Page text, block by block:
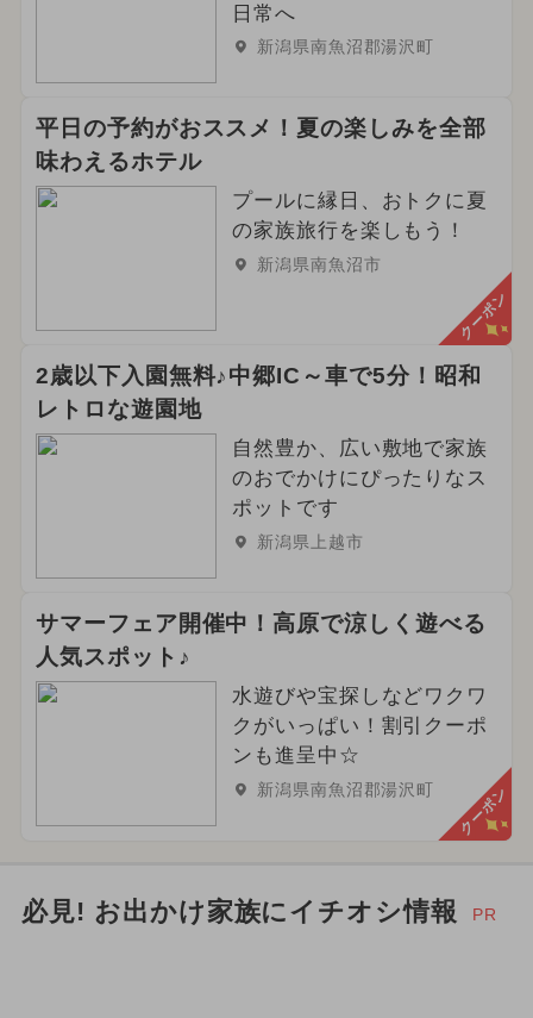
2026年9月のイベント
2025年6月のイベント
夏休み（涼しい）
2026年4月のイベント
2024年9月のイベント
2026年10月のイベント アウトドア
夏休み（日帰り）
2024年10月のイベント 春休み
2026年3月のイベント
2026年12月のイベント
2024年3月のイベント
2026年6月のイベント ポケモン
日常へ
新潟県南魚沼郡湯沢町
平日の予約がおススメ！夏の楽しみを全部
味わえるホテル
プールに縁日、おトクに夏
の家族旅行を楽しもう！
新潟県南魚沼市
クーポン
2歳以下入園無料♪中郷IC～車で5分！昭和
レトロな遊園地
自然豊か、広い敷地で家族
のおでかけにぴったりなス
ポットです
新潟県上越市
サマーフェア開催中！高原で涼しく遊べる
人気スポット♪
水遊びや宝探しなどワクワ
クがいっぱい！割引クーポ
ンも進呈中☆
新潟県南魚沼郡湯沢町 クーポン
必見! お出かけ家族にイチオシ情報 PR